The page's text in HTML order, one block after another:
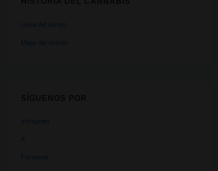
Linea del tiempo
Mapa del mundo
Instagram
X
Facebook